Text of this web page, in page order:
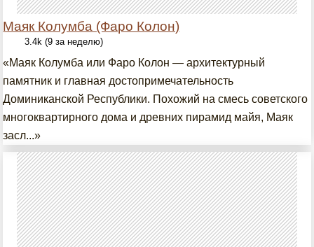
Маяк Колумба (Фаро Колон)
3.4k (9 за неделю)
«Маяк Колумба или Фаро Колон — архитектурный
памятник и главная достопримечательность
Доминиканской Республики. Похожий на смесь советского
многоквартирного дома и древних пирамид майя, Маяк
засл...»